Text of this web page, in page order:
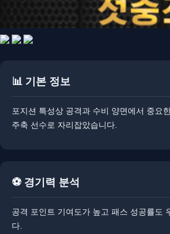
📊 기본 정보
포지션 특성상 공격과 수비 양면에서 중요
주축 선수로 자리잡았습니다.
⚽ 경기력 분석
공격 포인트 기여도가 높고 패스 성공률도
다.